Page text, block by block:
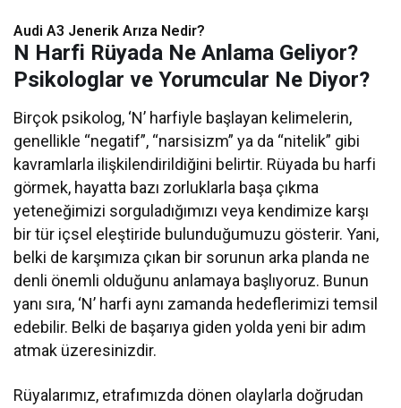
Audi A3 Jenerik Arıza Nedir?
N Harfi Rüyada Ne Anlama Geliyor?
Psikologlar ve Yorumcular Ne Diyor?
Birçok psikolog, ‘N’ harfiyle başlayan kelimelerin,
genellikle “negatif”, “narsisizm” ya da “nitelik” gibi
kavramlarla ilişkilendirildiğini belirtir. Rüyada bu harfi
görmek, hayatta bazı zorluklarla başa çıkma
yeteneğimizi sorguladığımızı veya kendimize karşı
bir tür içsel eleştiride bulunduğumuzu gösterir. Yani,
belki de karşımıza çıkan bir sorunun arka planda ne
denli önemli olduğunu anlamaya başlıyoruz. Bunun
yanı sıra, ‘N’ harfi aynı zamanda hedeflerimizi temsil
edebilir. Belki de başarıya giden yolda yeni bir adım
atmak üzeresinizdir.
Rüyalarımız, etrafımızda dönen olaylarla doğrudan